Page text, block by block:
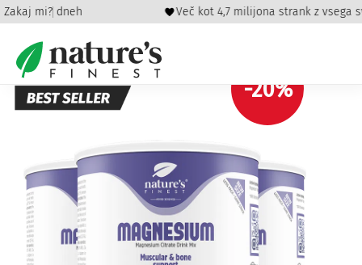
Zakaj mi?
v 60 dneh Več kot 4,7 milijona strank z vsega
Domov/Zdravje/Sklepi in gibljivost/ Magnezij paket
-20%